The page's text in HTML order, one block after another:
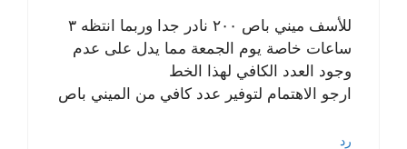
للأسف ميني باص ٢٠٠ نادر جدا وربما انتظه ٣
ساعات خاصة يوم الجمعة مما يدل على عدم
وجود العدد الكافي لهذا الخط
ارجو الاهتمام لتوفير عدد كافي من الميني باص
رد